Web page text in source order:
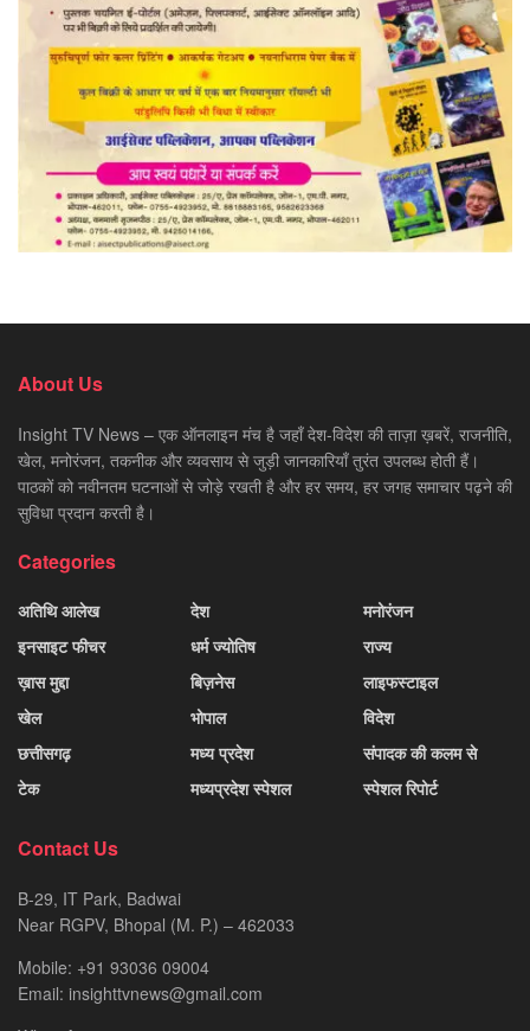
About Us
Insight TV News – एक ऑनलाइन मंच है जहाँ देश-विदेश की ताज़ा ख़बरें, राजनीति,
खेल, मनोरंजन, तकनीक और व्यवसाय से जुड़ी जानकारियाँ तुरंत उपलब्ध होती हैं।
पाठकों को नवीनतम घटनाओं से जोड़े रखती है और हर समय, हर जगह समाचार पढ़ने की
सुविधा प्रदान करती है।
Categories
अतिथि आलेख
इनसाइट फीचर
ख़ास मुद्दा
खेल
छत्तीसगढ़
टेक
देश
धर्म ज्योतिष
बिज़नेस
भोपाल
मध्य प्रदेश
मध्यप्रदेश स्पेशल
मनोरंजन
राज्य
लाइफस्टाइल
विदेश
संपादक की कलम से
स्पेशल रिपोर्ट
Contact Us
B-29, IT Park, Badwai
Near RGPV, Bhopal (M. P.) – 462033
Mobile: +91 93036 09004
Email: insighttvnews@gmail.com